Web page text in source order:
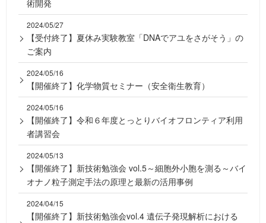
術開発
2024/05/27
【受付終了】夏休み実験教室「DNAでアユをさがそう」の
ご案内
2024/05/16
【開催終了】化学物質セミナー（安全衛生教育）
2024/05/16
【開催終了】令和６年度とっとりバイオフロンティア利用
者講習会
2024/05/13
【開催終了】新技術勉強会 vol.5～細胞外小胞を測る～バイ
オナノ粒子測定手法の原理と最新の活用事例
2024/04/15
【開催終了】新技術勉強会vol.4 遺伝子発現解析における